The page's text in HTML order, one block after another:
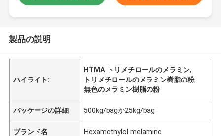
製品の説明
ハイライト:
HTMA トリメチロールのメラミン,
トリメチロールのメラミン樹脂の粉,
無色のメラミン樹脂の粉
パッケージの詳細 500kg/bagか25kg/bag
ブランド名 Hexamethylol melamine